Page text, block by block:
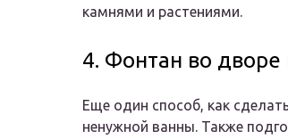
камнями и растениями.
4. Фонтан во дворе
Еще один способ, как
ненужной ванны. Также